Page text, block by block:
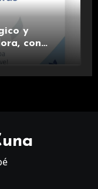
y
con
de